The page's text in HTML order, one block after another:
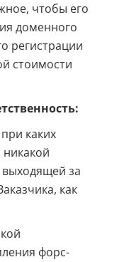
чтобы его
доменного
регистрации
стоимости
каких
никакой
выходящей за
как
форс-